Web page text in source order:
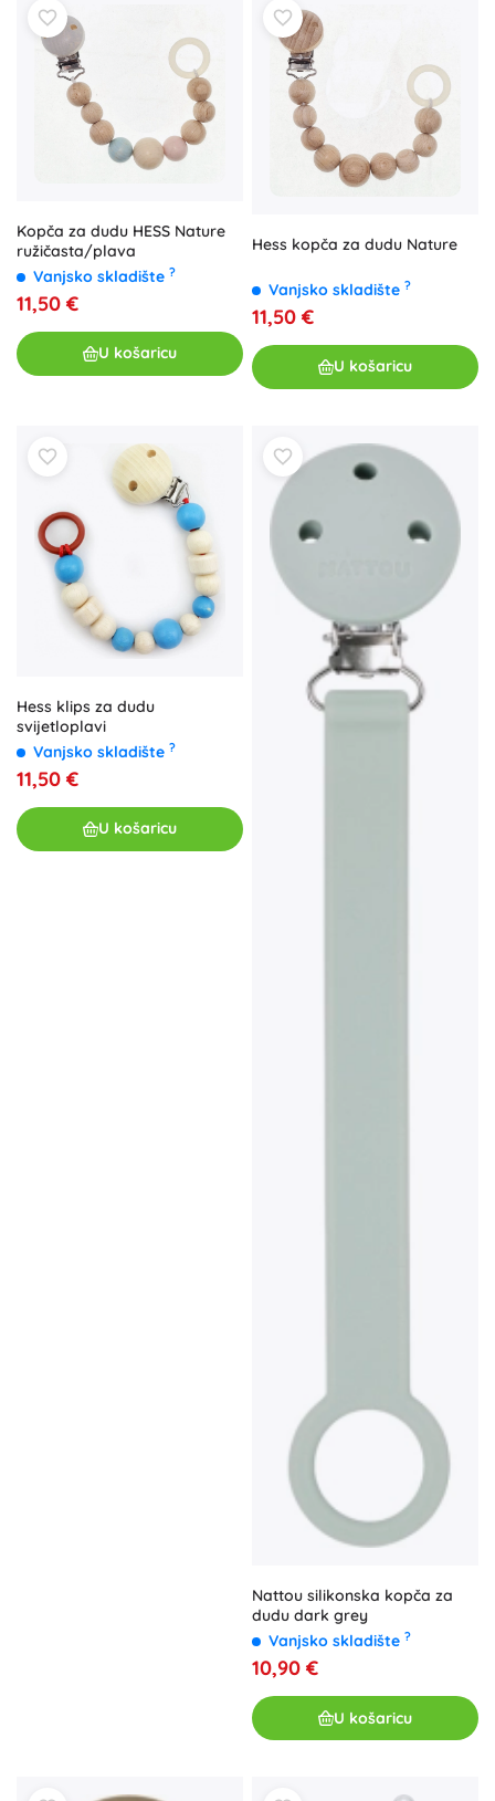
Kopča za dudu HESS Nature
ružičasta/plava
Vanjsko skladište ?
11,50 €
U košaricu
Hess kopča za dudu Nature
Vanjsko skladište ?
11,50 €
U košaricu
Hess klips za dudu
svijetloplavi
Vanjsko skladište ?
11,50 €
U košaricu
Nattou silikonska kopča za
dudu dark grey
Vanjsko skladište ?
10,90 €
U košaricu